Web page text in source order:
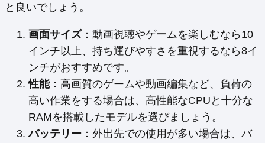
と良いでしょう。
画面サイズ：動画視聴やゲームを楽しむなら10
インチ以上、持ち運びやすさを重視するなら8イ
ンチがおすすめです。
性能：高画質のゲームや動画編集など、負荷の
高い作業をする場合は、高性能なCPUと十分な
RAMを搭載したモデルを選びましょう。
バッテリー ：外出先での使用が多い場合は、バ